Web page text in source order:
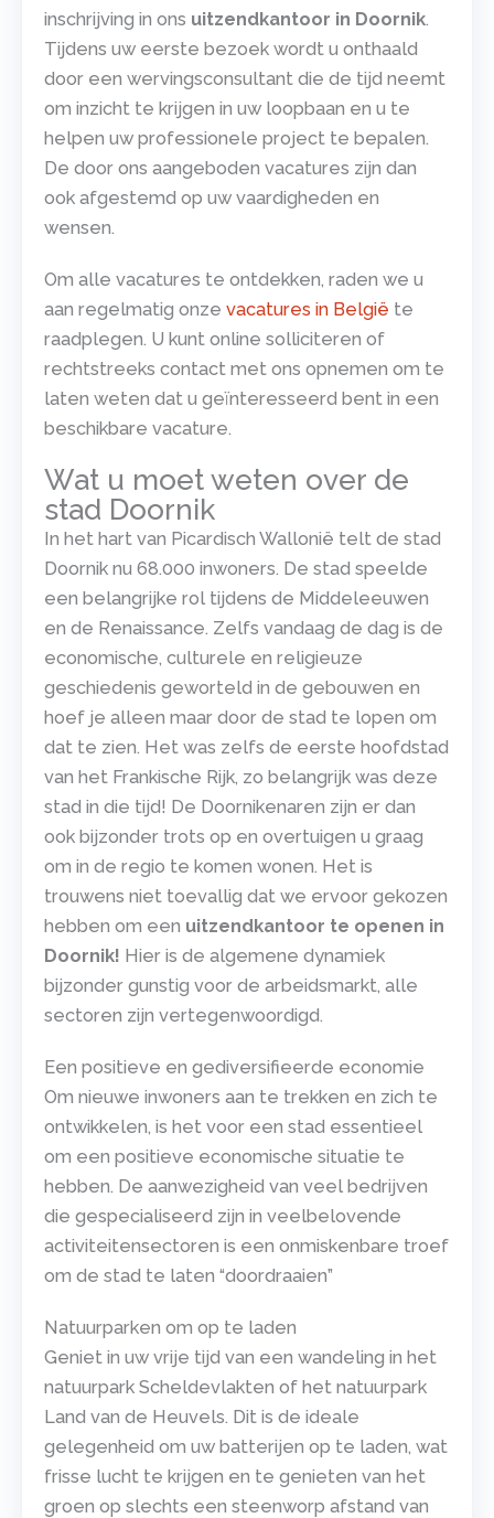
inschrijving in ons uitzendkantoor in Doornik.
Tijdens uw eerste bezoek wordt u onthaald
door een wervingsconsultant die de tijd neemt
om inzicht te krijgen in uw loopbaan en u te
helpen uw professionele project te bepalen.
De door ons aangeboden vacatures zijn dan
ook afgestemd op uw vaardigheden en
wensen.
Om alle vacatures te ontdekken, raden we u
aan regelmatig onze vacatures in België te
raadplegen. U kunt online solliciteren of
rechtstreeks contact met ons opnemen om te
laten weten dat u geïnteresseerd bent in een
beschikbare vacature.
Wat u moet weten over de
stad Doornik
In het hart van Picardisch Wallonië telt de stad
Doornik nu 68.000 inwoners. De stad speelde
een belangrijke rol tijdens de Middeleeuwen
en de Renaissance. Zelfs vandaag de dag is de
economische, culturele en religieuze
geschiedenis geworteld in de gebouwen en
hoef je alleen maar door de stad te lopen om
dat te zien. Het was zelfs de eerste hoofdstad
van het Frankische Rijk, zo belangrijk was deze
stad in die tijd! De Doornikenaren zijn er dan
ook bijzonder trots op en overtuigen u graag
om in de regio te komen wonen. Het is
trouwens niet toevallig dat we ervoor gekozen
hebben om een uitzendkantoor te openen in
Doornik! Hier is de algemene dynamiek
bijzonder gunstig voor de arbeidsmarkt, alle
sectoren zijn vertegenwoordigd.
Een positieve en gediversifieerde economie
Om nieuwe inwoners aan te trekken en zich te
ontwikkelen, is het voor een stad essentieel
om een positieve economische situatie te
hebben. De aanwezigheid van veel bedrijven
die gespecialiseerd zijn in veelbelovende
activiteitensectoren is een onmiskenbare troef
om de stad te laten “doordraaien”
Natuurparken om op te laden
Geniet in uw vrije tijd van een wandeling in het
natuurpark Scheldevlakten of het natuurpark
Land van de Heuvels. Dit is de ideale
gelegenheid om uw batterijen op te laden, wat
frisse lucht te krijgen en te genieten van het
groen op slechts een steenworp afstand van